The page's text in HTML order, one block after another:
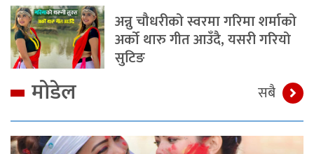
अन्नु चौधरीको स्वरमा गरिमा शर्माको
अर्को थारु गीत आउँदै, यसरी गरियो
सुटिङ
मोडेल सबै